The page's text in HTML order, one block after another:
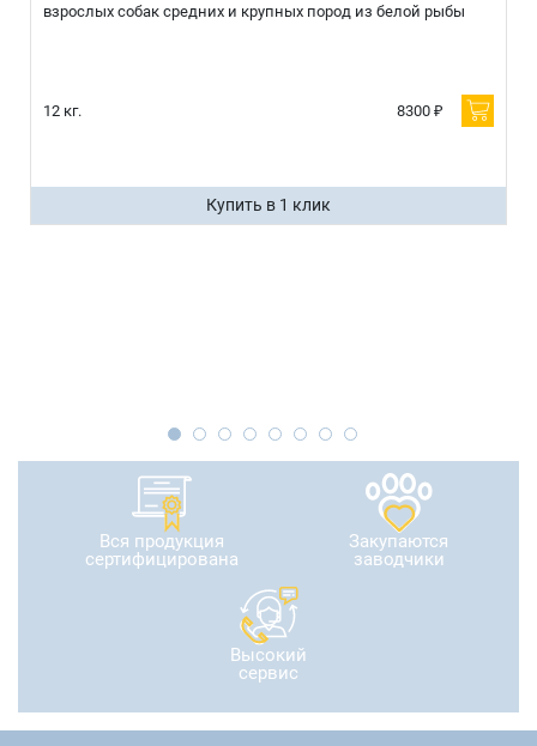
взрослых собак средних и крупных пород из белой рыбы
12 кг. 8300 ₽
Купить в 1 клик
Вся продукция
сертифицирована
Закупаются
заводчики
Высокий
сервис